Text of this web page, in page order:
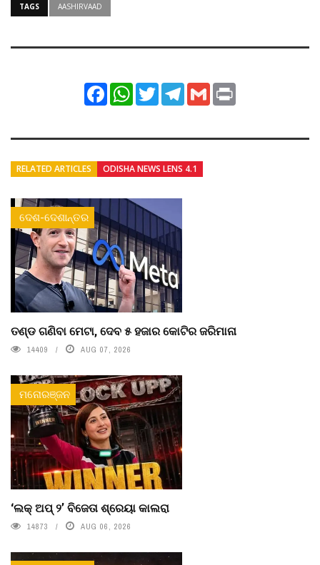
TAGS AASHIRVAAD
FacebookWhatsApp
TwitterTelegram
Gmail
RELATED ARTICLES ODISHA NEWS LENS 4.1
ଦେଶ-ଦେଶାନ୍ତର
ତଣ୍ଡ ଗଣିବା ମେଟା, ଦେବ ୫ ହଜାର କୋଟିର ଜରିମାନା
14409 AUG 07, 2026
ମନୋରଞ୍ଜନ
‘ଲକ୍ ଅପ୍ ୨’ ବିଜେତା ଶ୍ରେୟା କାଲରା
14873 AUG 06, 2026